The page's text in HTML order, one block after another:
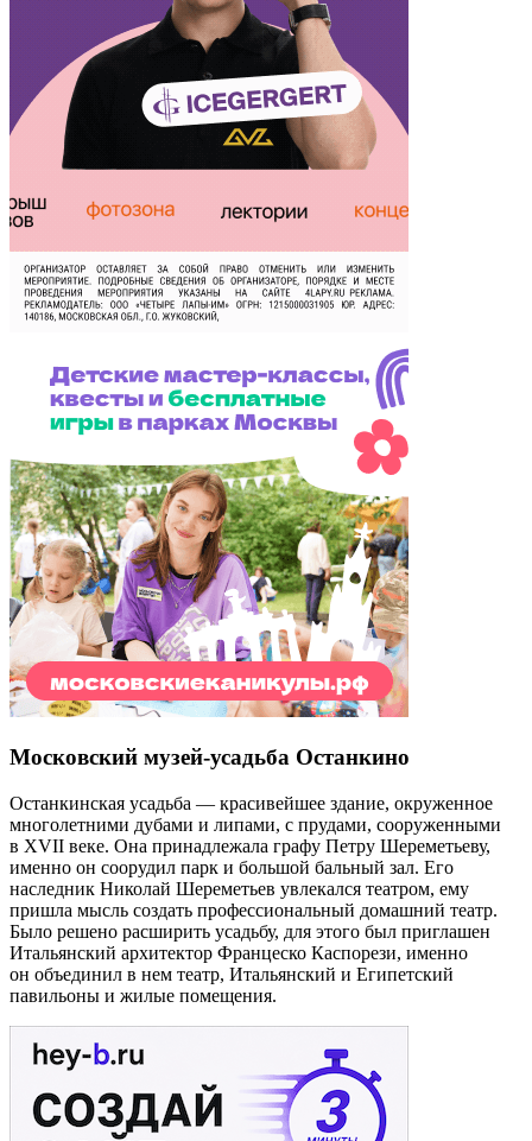
Московский музей-усадьба Останкино
Останкинская усадьба — красивейшее здание, окруженное
многолетними дубами и липами, с прудами, сооруженными
в XVII веке. Она принадлежала графу Петру Шереметьеву,
именно он соорудил парк и большой бальный зал. Его
наследник Николай Шереметьев увлекался театром, ему
пришла мысль создать профессиональный домашний театр.
Было решено расширить усадьбу, для этого был приглашен
Итальянский архитектор Францеско Каспорези, именно
он объединил в нем театр, Итальянский и Египетский
павильоны и жилые помещения.